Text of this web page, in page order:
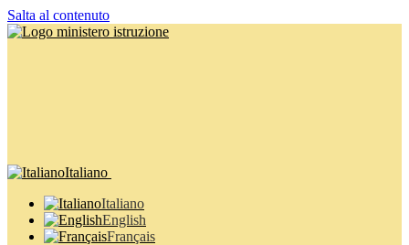
Salta al contenuto
Italiano
Italiano
English
Français